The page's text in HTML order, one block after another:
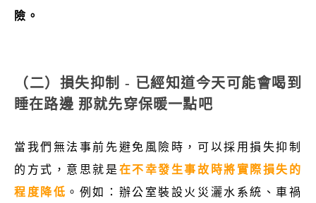
險。
（二）損失抑制 - 已經知道今天可能會喝到
睡在路邊 那就先穿保暖一點吧
當我們無法事前先避免風險時，可以採用損失抑制
的方式，意思就是 在不幸發生事故時將實際損失的
程度降低 。例如：辦公室裝設火災灑水系統、車禍